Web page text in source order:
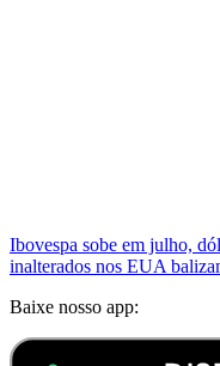
Ibovespa sobe em julho,
inalterados nos EUA
Baixe nosso app: